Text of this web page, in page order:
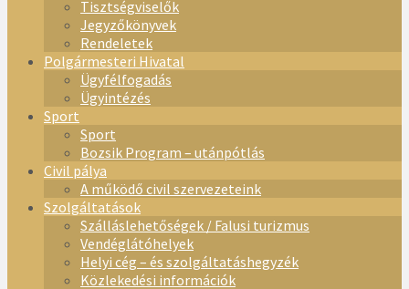
Tisztségviselők
Jegyzőkönyvek
Rendeletek
Polgármesteri Hivatal
Ügyfélfogadás
Ügyintézés
Sport
Sport
Bozsik Program – utánpótlás
Civil pálya
A működő civil szervezeteink
Szolgáltatások
Szálláslehetőségek / Falusi turizmus
Vendéglátóhelyek
Helyi cég – és szolgáltatáshegyzék
Közlekedési információk